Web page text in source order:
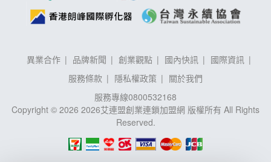
異業合作 品牌新聞 創業觀點 國內快訊
國際資訊
服務條款
隱私權政策
關於我們
服務專線0800532168
Copyright © 2026 2026艾連盟創業連鎖加盟網 版權所有 All Rights
Reserved.